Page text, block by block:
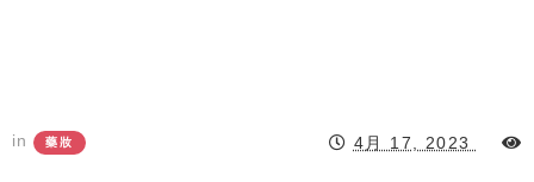
in 藥妝 4月 17, 2023